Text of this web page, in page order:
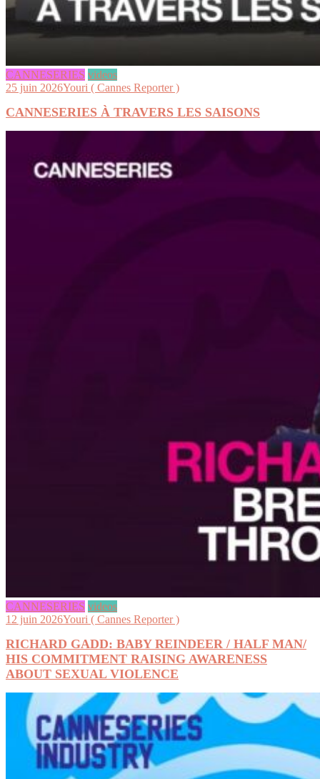
CANNESERIES videos
25 juin 2026Youri ( Cannes Reporter )
CANNESERIES À TRAVERS LES SAISONS
CANNESERIES videos
12 juin 2026Youri ( Cannes Reporter )
RICHARD GADD: BABY REINDEER / HALF MAN/
HIS COMMITMENT RAISING AWARENESS
ABOUT SEXUAL VIOLENCE